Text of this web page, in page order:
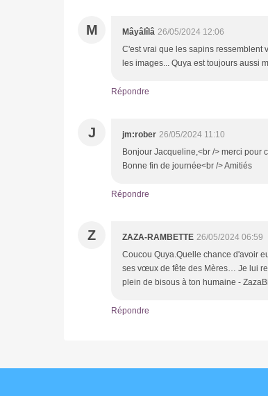
M Mâyâlîlâ 26/05/2024 12:06
C'est vrai que les sapins ressemblent
les images... Quya est toujours aussi
Répondre
J jm:rober 26/05/2024 11:10
Bonjour Jacqueline,<br /> merci pour
Bonne fin de journée<br /> Amitiés
Répondre
Z ZAZA-RAMBETTE 26/05/2024 06:59
Coucou Quya.Quelle chance d'avoir
ses vœux de fête des Mères… Je lui
plein de bisous à ton humaine -
Répondre